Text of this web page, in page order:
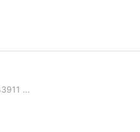
...